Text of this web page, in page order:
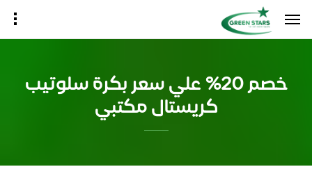
خصم 20% علي سعر بكرة سلوتيب
كريستال مكتبي